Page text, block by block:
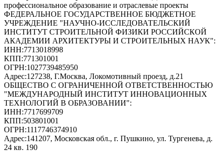
профессиональное образование и отраслевые проекты
ФЕДЕРАЛЬНОЕ ГОСУДАРСТВЕННОЕ БЮДЖЕТНОЕ
УЧРЕЖДЕНИЕ "НАУЧНО-ИССЛЕДОВАТЕЛЬСКИЙ
ИНСТИТУТ СТРОИТЕЛЬНОЙ ФИЗИКИ РОССИЙСКОЙ
АКАДЕМИИ АРХИТЕКТУРЫ И СТРОИТЕЛЬНЫХ НАУК":
ИНН:7713018998
КПП:771301001
ОГРН:1027739485950
Адрес:127238, Г.Москва, Локомотивный проезд, д.21
ОБЩЕСТВО С ОГРАНИЧЕННОЙ ОТВЕТСТВЕННОСТЬЮ
"МЕЖДУНАРОДНЫЙ ИНСТИТУТ ИННОВАЦИОННЫХ
ТЕХНОЛОГИЙ В ОБРАЗОВАНИИ":
ИНН:7717699709
КПП:503801001
ОГРН:1117746374910
Адрес:141207, Московская обл., г. Пушкино, ул. Тургенева, д.
24 кв. 190